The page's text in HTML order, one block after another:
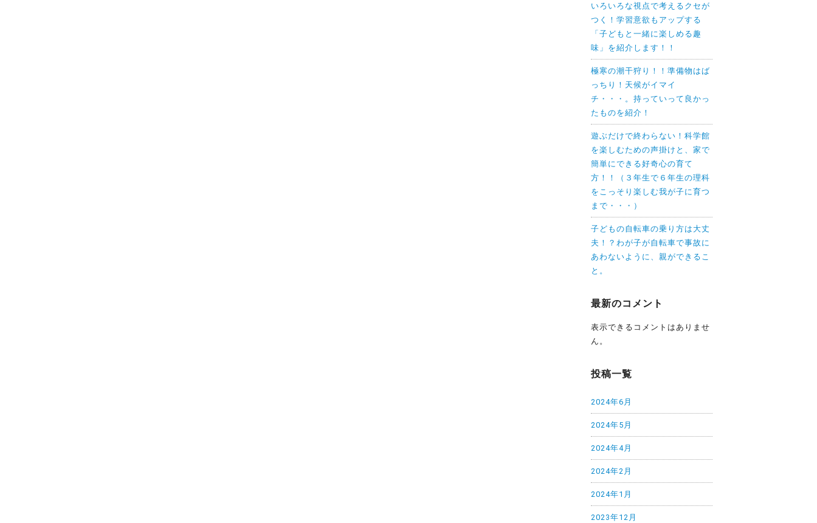
いろいろな視点で考えるクセが
つく！学習意欲もアップする
「子どもと一緒に楽しめる趣
味」を紹介します！！
極寒の潮干狩り！！準備物はば
っちり！天候がイマイ
チ・・・。持っていって良かっ
たものを紹介！
遊ぶだけで終わらない！科学館
を楽しむための声掛けと、家で
簡単にできる好奇心の育て
方！！（３年生で６年生の理科
をこっそり楽しむ我が子に育つ
まで・・・）
子どもの自転車の乗り方は大丈
夫！？わが子が自転車で事故に
あわないように、親ができるこ
と。
最新のコメント
表示できるコメントはありませ
ん。
投稿一覧
2024年6月
2024年5月
2024年4月
2024年2月
2024年1月
2023年12月